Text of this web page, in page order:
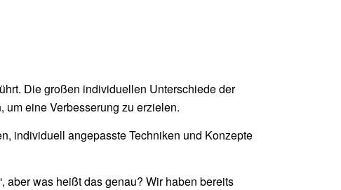
Die großen individuellen Unterschiede der
eine Verbesserung zu erzielen.
individuell angepasste Techniken und Konzepte
aber was heißt das genau? Wir haben bereits